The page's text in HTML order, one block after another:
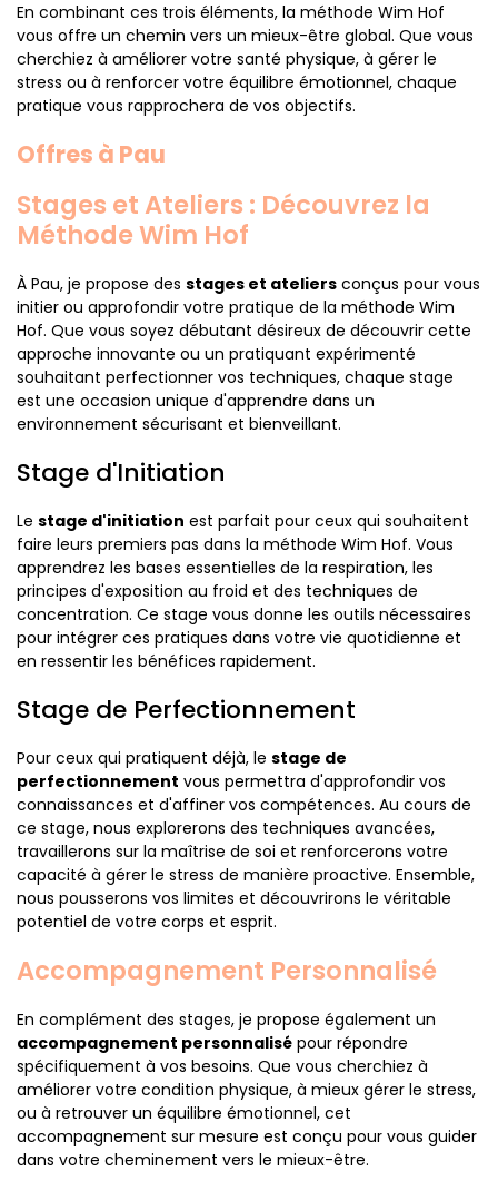
En combinant ces trois éléments, la méthode Wim Hof
vous offre un chemin vers un mieux-être global. Que vous
cherchiez à améliorer votre santé physique, à gérer le
stress ou à renforcer votre équilibre émotionnel, chaque
pratique vous rapprochera de vos objectifs.
Offres à Pau
Stages et Ateliers : Découvrez la
Méthode Wim Hof
À Pau, je propose des stages et ateliers conçus pour vous
initier ou approfondir votre pratique de la méthode Wim
Hof. Que vous soyez débutant désireux de découvrir cette
approche innovante ou un pratiquant expérimenté
souhaitant perfectionner vos techniques, chaque stage
est une occasion unique d'apprendre dans un
environnement sécurisant et bienveillant.
Stage d'Initiation
Le stage d'initiation est parfait pour ceux qui souhaitent
faire leurs premiers pas dans la méthode Wim Hof. Vous
apprendrez les bases essentielles de la respiration, les
principes d'exposition au froid et des techniques de
concentration. Ce stage vous donne les outils nécessaires
pour intégrer ces pratiques dans votre vie quotidienne et
en ressentir les bénéfices rapidement.
Stage de Perfectionnement
Pour ceux qui pratiquent déjà, le stage de
perfectionnement vous permettra d'approfondir vos
connaissances et d'affiner vos compétences. Au cours de
ce stage, nous explorerons des techniques avancées,
travaillerons sur la maîtrise de soi et renforcerons votre
capacité à gérer le stress de manière proactive. Ensemble,
nous pousserons vos limites et découvrirons le véritable
potentiel de votre corps et esprit.
Accompagnement Personnalisé
En complément des stages, je propose également un
accompagnement personnalisé pour répondre
spécifiquement à vos besoins. Que vous cherchiez à
améliorer votre condition physique, à mieux gérer le stress,
ou à retrouver un équilibre émotionnel, cet
accompagnement sur mesure est conçu pour vous guider
dans votre cheminement vers le mieux-être.